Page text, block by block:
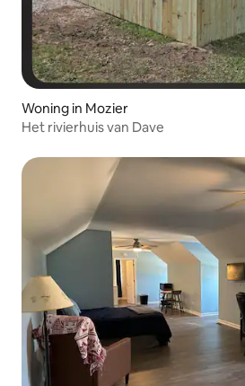
Woning in Mozier
Het rivierhuis van Dave